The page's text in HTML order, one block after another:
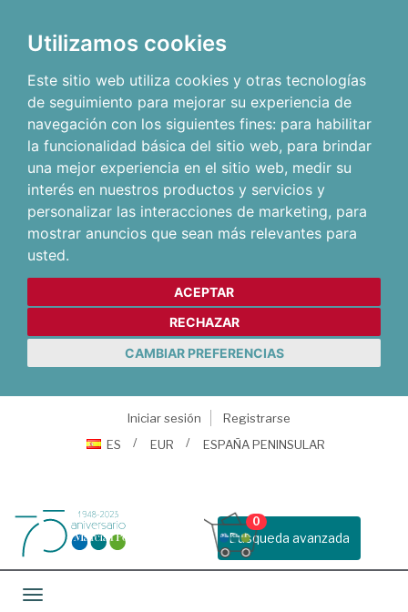
Utilizamos cookies
Este sitio web utiliza cookies y otras tecnologías
de seguimiento para mejorar su experiencia de
navegación con los siguientes fines: para habilitar
la funcionalidad básica del sitio web, para brindar
una mejor experiencia en el sitio web, medir su
interés en nuestros productos y servicios y
personalizar las interacciones de marketing, para
mostrar anuncios que sean más relevantes para
usted.
ACEPTAR
RECHAZAR
CAMBIAR PREFERENCIAS
Iniciar sesión
Registrarse
ES
EUR ESPAÑA PENINSULAR
Busqueda avanzada
0
Toggle navigation